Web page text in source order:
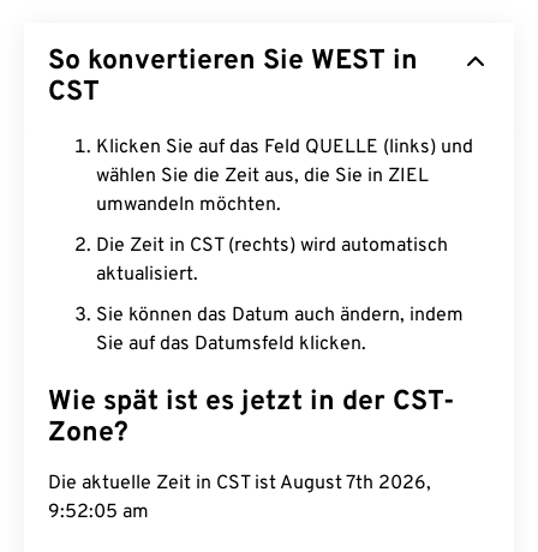
So konvertieren Sie WEST in
CST
Klicken Sie auf das Feld QUELLE (links) und
wählen Sie die Zeit aus, die Sie in ZIEL
umwandeln möchten.
Die Zeit in CST (rechts) wird automatisch
aktualisiert.
Sie können das Datum auch ändern, indem
Sie auf das Datumsfeld klicken.
Wie spät ist es jetzt in der CST-
Zone?
Die aktuelle Zeit in CST ist August 7th 2026,
9:52:06 am